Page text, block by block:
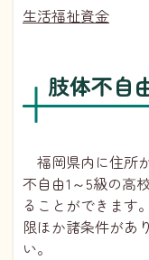
生活福祉資金
肢体不自
福岡県内に住所
不自由1～5級の高
ることができます
限ほか諸条件があ
い。